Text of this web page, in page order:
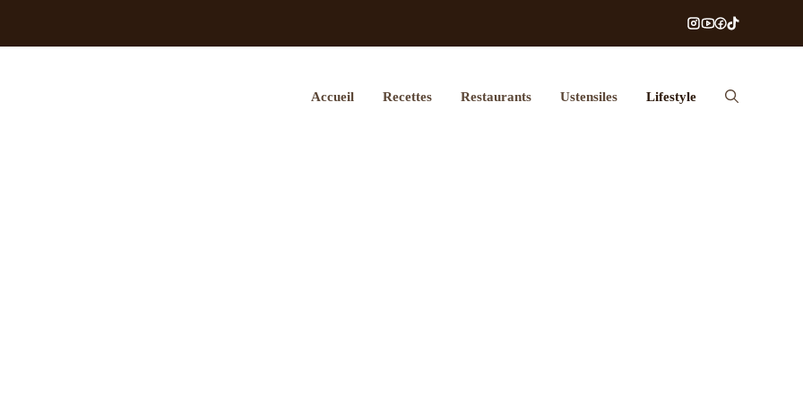
Accueil Recettes Restaurants Ustensiles Lifestyle